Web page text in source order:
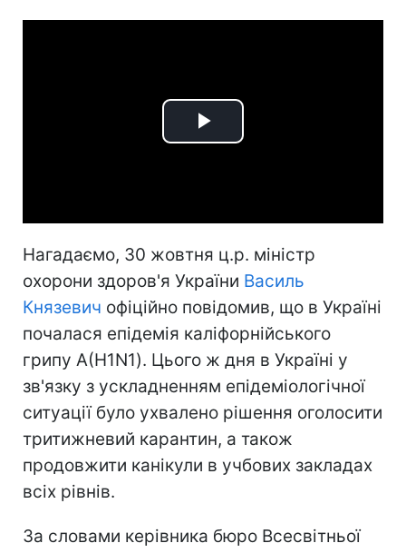
Play
Нагадаємо, 30 жовтня ц.р. міністр
охорони здоров'я України Василь
Князевич офіційно повідомив, що в Україні
почалася епідемія каліфорнійського
грипу А(H1N1). Цього ж дня в Україні у
зв'язку з ускладненням епідеміологічної
ситуації було ухвалено рішення оголосити
тритижневий карантин, а також
продовжити канікули в учбових закладах
всіх рівнів.
За словами керівника бюро Всесвітньої